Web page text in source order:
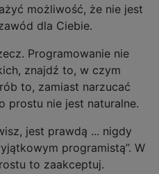
możliwość, że nie jest
dla Ciebie.
Programowanie nie
znajdź to, w czym
to, zamiast narzucać
prostu nie jest naturalne.
jest prawdą ... nigdy
programistą”. W
to zaakceptuj.